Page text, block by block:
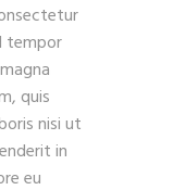
tempor
quis
nisi ut
in
eu